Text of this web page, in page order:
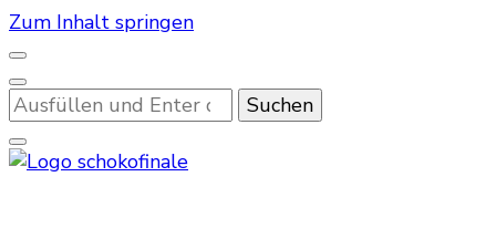
Zum Inhalt springen
Suchst
du
nach
etwas?